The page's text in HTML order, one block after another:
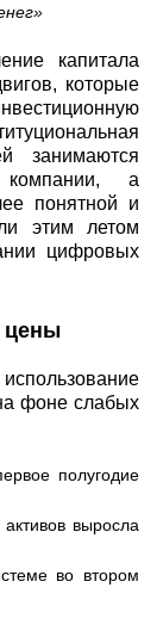
капитала
которые
занимаются
а
понятной и
этим летом
цифровых
цены
фоне слабых
полугодие
выросла
во втором